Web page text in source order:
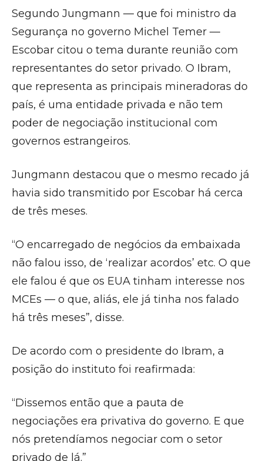
Segundo Jungmann — que foi ministro da
Segurança no governo Michel Temer —
Escobar citou o tema durante reunião com
representantes do setor privado. O Ibram,
que representa as principais mineradoras do
país, é uma entidade privada e não tem
poder de negociação institucional com
governos estrangeiros.
Jungmann destacou que o mesmo recado já
havia sido transmitido por Escobar há cerca
de três meses.
“O encarregado de negócios da embaixada
não falou isso, de ‘realizar acordos’ etc. O que
ele falou é que os EUA tinham interesse nos
MCEs — o que, aliás, ele já tinha nos falado
há três meses”, disse.
De acordo com o presidente do Ibram, a
posição do instituto foi reafirmada:
“Dissemos então que a pauta de
negociações era privativa do governo. E que
nós pretendíamos negociar com o setor
privado de lá.”